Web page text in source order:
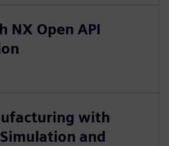
NX Open API
with
and